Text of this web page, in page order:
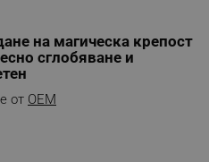
на магическа крепост
сглобяване и
от OEM